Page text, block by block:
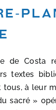
de Costa
textes
à leur
sacré »